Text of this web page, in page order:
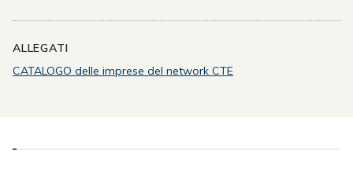
ALLEGATI
CATALOGO delle imprese del network CTE